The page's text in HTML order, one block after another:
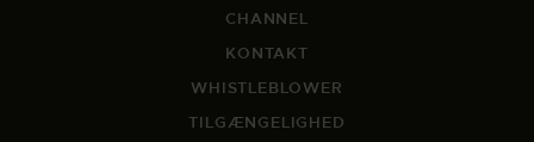
CHANNEL
KONTAKT
WHISTLEBLOWER
TILGÆNGELIGHED